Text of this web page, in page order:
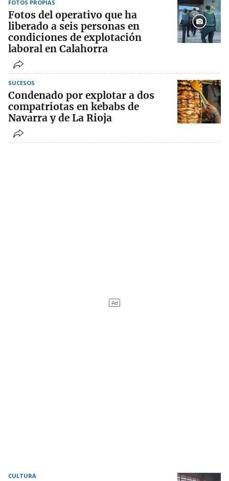
FOTOS PROPIAS
Fotos del operativo que ha
liberado a seis personas en
condiciones de explotación
laboral en Calahorra
SUCESOS
Condenado por explotar a dos
compatriotas en kebabs de
Navarra y de La Rioja
CULTURA